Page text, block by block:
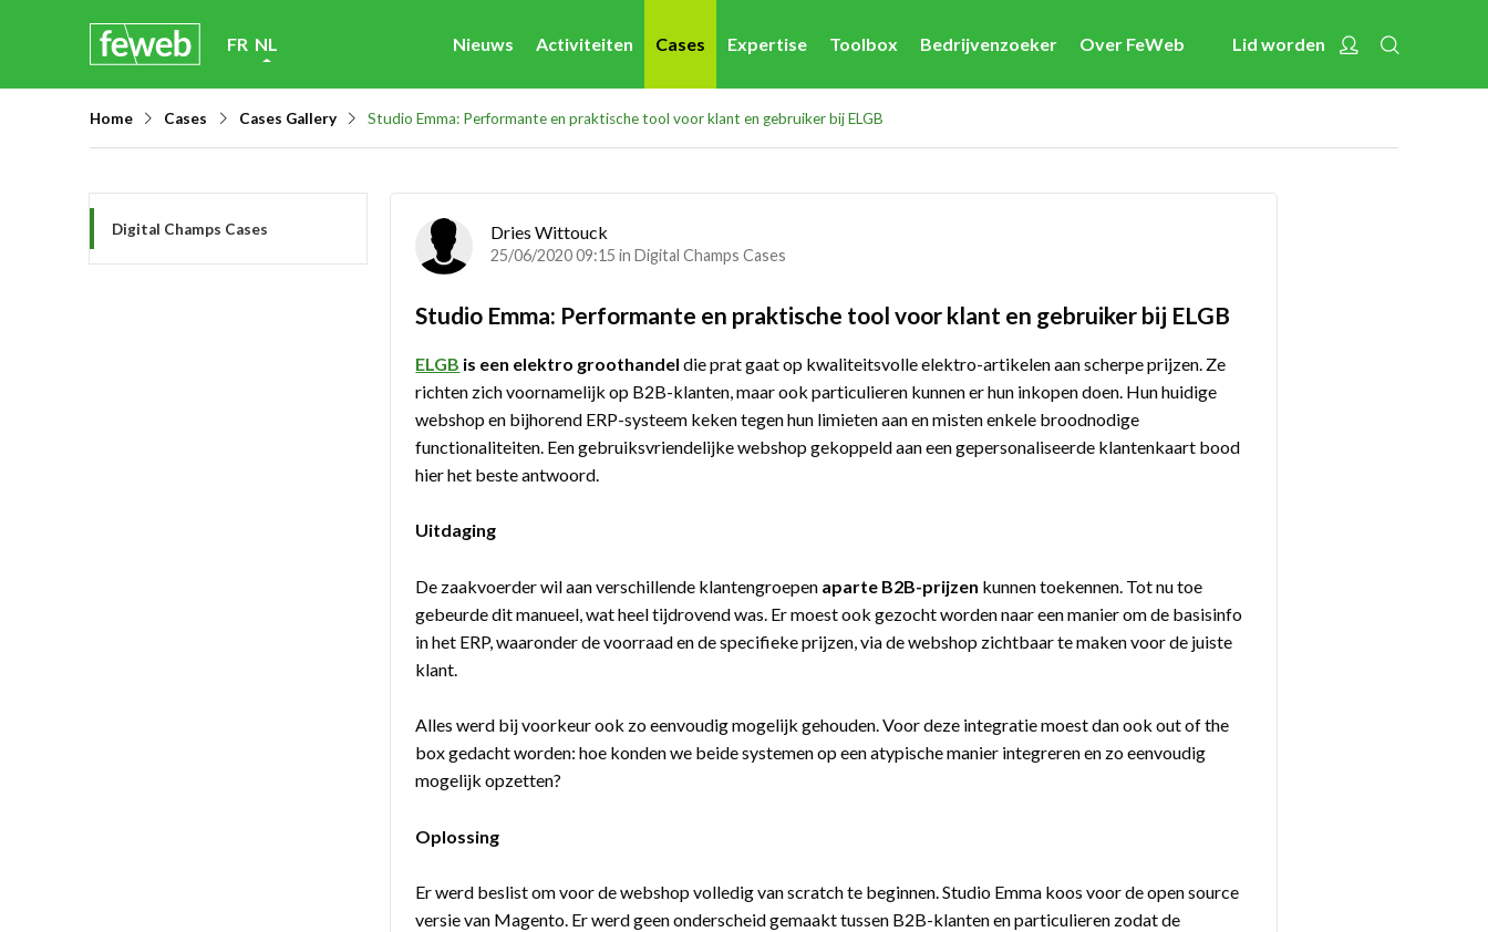
FR NL Nieuws Activiteiten Cases Expertise Toolbox Bedrijvenzoeker Over FeWeb Lid worden Account
Home Cases Cases Gallery Studio Emma: Performante en praktische tool voor klant en gebruiker bij ELGB
Digital Champs Cases Dries Wittouck
25/06/2020 09:15 in Digital Champs Cases
Studio Emma: Performante en praktische tool voor klant en gebruiker bij ELGB
ELGB is een elektro groothandel die prat gaat op kwaliteitsvolle elektro-artikelen aan scherpe prijzen. Ze
richten zich voornamelijk op B2B-klanten, maar ook particulieren kunnen er hun inkopen doen. Hun huidige
webshop en bijhorend ERP-systeem keken tegen hun limieten aan en misten enkele broodnodige
functionaliteiten. Een gebruiksvriendelijke webshop gekoppeld aan een gepersonaliseerde klantenkaart bood
hier het beste antwoord.
Uitdaging
De zaakvoerder wil aan verschillende klantengroepen aparte B2B-prijzen kunnen toekennen. Tot nu toe
gebeurde dit manueel, wat heel tijdrovend was. Er moest ook gezocht worden naar een manier om de basisinfo
in het ERP, waaronder de voorraad en de specifieke prijzen, via de webshop zichtbaar te maken voor de juiste
klant.
Alles werd bij voorkeur ook zo eenvoudig mogelijk gehouden. Voor deze integratie moest dan ook out of the
box gedacht worden: hoe konden we beide systemen op een atypische manier integreren en zo eenvoudig
mogelijk opzetten?
Oplossing
Er werd beslist om voor de webshop volledig van scratch te beginnen. Studio Emma koos voor de open source
versie van Magento. Er werd geen onderscheid gemaakt tussen B2B-klanten en particulieren zodat de
Nieuws
Bedrijvenzoeker